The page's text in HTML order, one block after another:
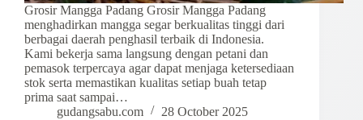
Grosir Mangga Padang Grosir Mangga Padang
menghadirkan mangga segar berkualitas tinggi dari
berbagai daerah penghasil terbaik di Indonesia.
Kami bekerja sama langsung dengan petani dan
pemasok terpercaya agar dapat menjaga ketersediaan
stok serta memastikan kualitas setiap buah tetap
prima saat sampai…
gudangsabu.com
28 October 2025